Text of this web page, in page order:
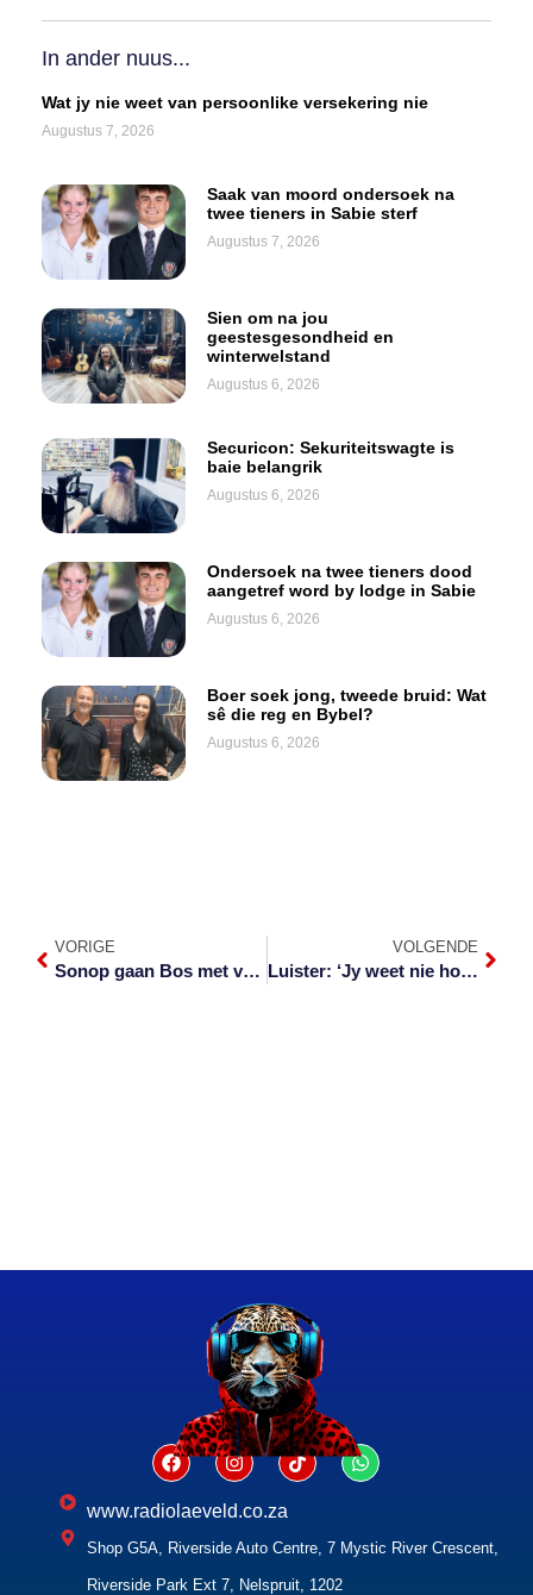
In ander nuus...
Wat jy nie weet van persoonlike versekering nie
Augustus 7, 2026
Saak van moord ondersoek na
twee tieners in Sabie sterf
Augustus 7, 2026
Sien om na jou
geestesgesondheid en
winterwelstand
Augustus 6, 2026
Securicon: Sekuriteitswagte is
baie belangrik
Augustus 6, 2026
Ondersoek na twee tieners dood
aangetref word by lodge in Sabie
Augustus 6, 2026
Boer soek jong, tweede bruid: Wat
sê die reg en Bybel?
Augustus 6, 2026
VORIGE
Sonop gaan Bos met veldgidse
VOLGENDE
Luister: ‘Jy weet nie hoe jy op kankerdiagnose gaan reageer nie’
www.radiolaeveld.co.za
Shop G5A, Riverside Auto Centre, 7 Mystic River Crescent,
Riverside Park Ext 7, Nelspruit, 1202